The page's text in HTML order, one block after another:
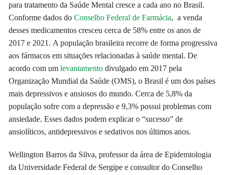
para tratamento da Saúde Mental cresce a cada ano no Brasil.
Conforme dados doConselho Federal de Farmácia, a venda
desses medicamentos cresceu cerca de 58% entre os anos de
2017 e 2021. A população brasileira recorre de forma progressiva
aos fármacos em situações relacionadas à saúde mental. De
acordo com umlevantamento divulgado em 2017 pela
Organização Mundial da Saúde (OMS), o Brasil é um dos países
mais depressivos e ansiosos do mundo. Cerca de 5,8% da
população sofre com a depressão e 9,3% possui problemas com
ansiedade. Esses dados podem explicar o “sucesso” de
ansiolíticos, antidepressivos e sedativos nos últimos anos.
Wellington Barros da Silva, professor da área de Epidemiologia
da Universidade Federal de Sergipe e consultor do Conselho